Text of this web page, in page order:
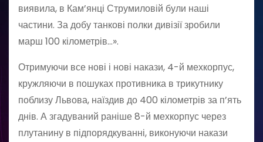
виявила, в Кам’янці Струмиловій були наші
частини. За добу танкові полки дивізії зробили
марш 100 кілометрів…».
Отримуючи все нові і нові накази, 4-й мехкорпус,
кружляючи в пошуках противника в трикутнику
поблизу Львова, наїздив до 400 кілометрів за п’ять
днів. А згадуваний раніше 8-й мехкорпус через
плутанину в підпорядкуванні, виконуючи накази